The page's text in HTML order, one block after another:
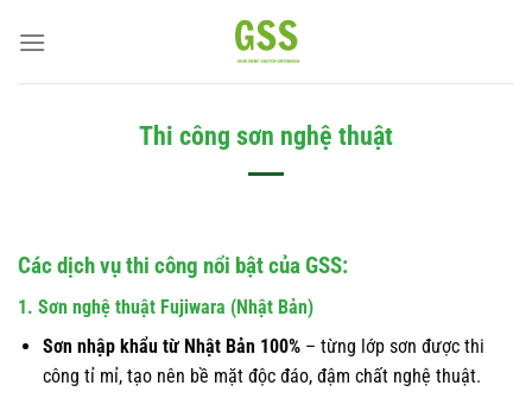
qua
Thi công sơn nghệ thuật
Các dịch vụ thi công nổi bật của GSS:
1. Sơn nghệ thuật Fujiwara (Nhật Bản)
Sơn nhập khẩu từ Nhật Bản 100%– từng lớp sơn được thi
công tỉ mỉ, tạo nên bề mặt độc đáo, đậm chất nghệ thuật.